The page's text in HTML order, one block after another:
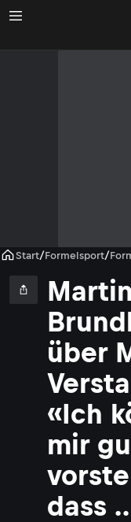
Start/Formelsport/
Martin
über
«Ich
mir
dass